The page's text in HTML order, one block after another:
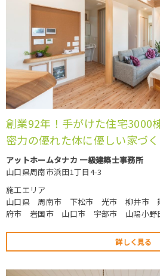
創業92年！手がけた住宅3000
密力の優れた体に優しい家づ
アットホームタナカ 一級建築士事務所
山口県周南市浜田1丁目4-3
施工エリア
山口県 周南市 下松市 光市 柳井市
府市 岩国市 山口市 宇部市 山陽小野
詳しく見る